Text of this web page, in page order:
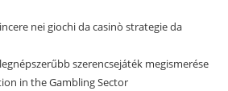
nei giochi da casinò strategie da
szerencsejáték megismerése
in the Gambling Sector